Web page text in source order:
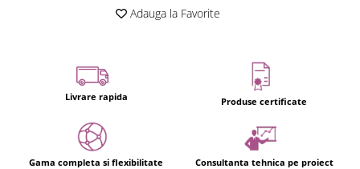
Pereti amovibili
Usi glisante pentru vitrine
Manere tragatoare
Manere scoica
Adauga la Favorite
Livrare rapida Produse certificate
Gama completa si flexibilitate Consultanta tehnica pe proiect